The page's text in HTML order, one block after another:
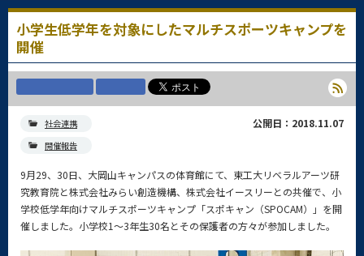
小学生低学年を対象にしたマルチスポーツキャンプを
開催
社会連携
開催報告
公開日：2018.11.07
9月29、30日、大岡山キャンパスの体育館にて、東工大リベラルアーツ研
究教育院と株式会社みらい創造機構、株式会社イースリーとの共催で、小
学校低学年向けマルチスポーツキャンプ「スポキャン（SPOCAM）」を開
催しました。小学校1～3年生30名とその保護者の方々が参加しました。